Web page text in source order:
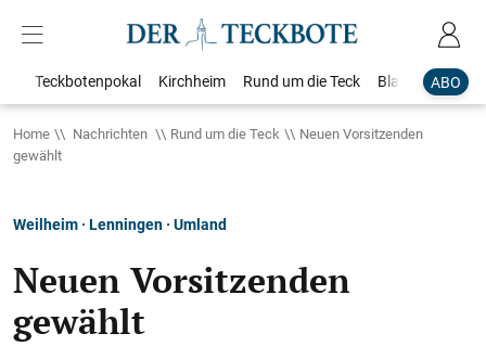
ABO
Teckbotenpokal Kirchheim Rund um die Teck Blaulicht
Home Nachrichten Rund um die Teck
Neuen Vorsitzenden
gewählt
Weilheim · Lenningen · Umland
Neuen Vorsitzenden
gewählt